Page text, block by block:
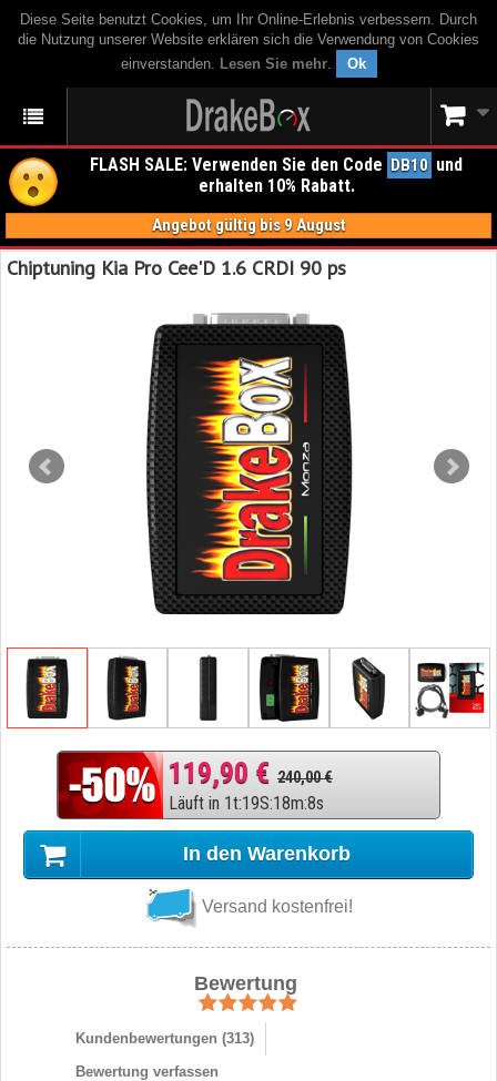
Diese Seite benutzt Cookies, um Ihr Online-Erlebnis verbessern. Durch
die Nutzung unserer Website erklären sich die Verwendung von Cookies
einverstanden. Lesen Sie mehr. Ok
FLASH SALE: Verwenden Sie den Code DB10 und
erhalten 10% Rabatt.
Angebot gültig bis 9 August
Chiptuning Kia Pro Cee'D 1.6 CRDI 90 ps
119,90 € 240,00 €
Läuft in 1t:19S:18m:7s
In den Warenkorb
Versand kostenfrei!
Bewertung
Kundenbewertungen (313)
Bewertung verfassen